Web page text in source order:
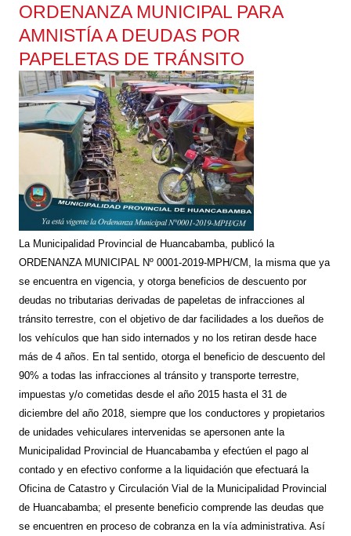
ORDENANZA MUNICIPAL PARA
AMNISTÍA A DEUDAS POR
PAPELETAS DE TRÁNSITO
La Municipalidad Provincial de Huancabamba, publicó la
ORDENANZA MUNICIPAL Nº 0001-2019-MPH/CM, la misma que ya
se encuentra en vigencia, y otorga beneficios de descuento por
deudas no tributarias derivadas de papeletas de infracciones al
tránsito terrestre, con el objetivo de dar facilidades a los dueños de
los vehículos que han sido internados y no los retiran desde hace
más de 4 años. En tal sentido, otorga el beneficio de descuento del
90% a todas las infracciones al tránsito y transporte terrestre,
impuestas y/o cometidas desde el año 2015 hasta el 31 de
diciembre del año 2018, siempre que los conductores y propietarios
de unidades vehiculares intervenidas se apersonen ante la
Municipalidad Provincial de Huancabamba y efectúen el pago al
contado y en efectivo conforme a la liquidación que efectuará la
Oficina de Catastro y Circulación Vial de la Municipalidad Provincial
de Huancabamba; el presente beneficio comprende las deudas que
se encuentren en proceso de cobranza en la vía administrativa. Así